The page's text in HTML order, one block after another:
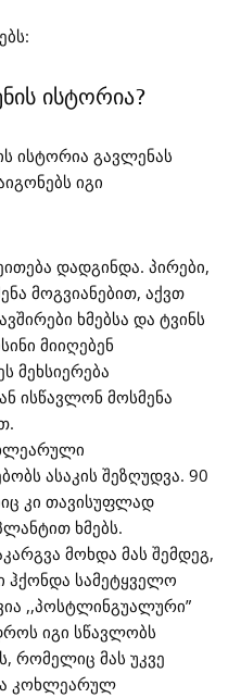
ისტორია?
ისტორია გავლენას
იგი
დადგინდა. პირები,
მოგვიანებით, აქვთ
ხმებსა და ტვინს
მიიღებენ
მეხსიერება
ისწავლონ მოსმენა
ასაკის შეზღუდვა. 90
კი თავისუფლად
ხმებს.
მოხდა მას შემდეგ,
ჰქონდა სამეტყველო
,,პოსტლინგუალური”
იგი სწავლობს
რომელიც მას უკვე
კოხლეარულ